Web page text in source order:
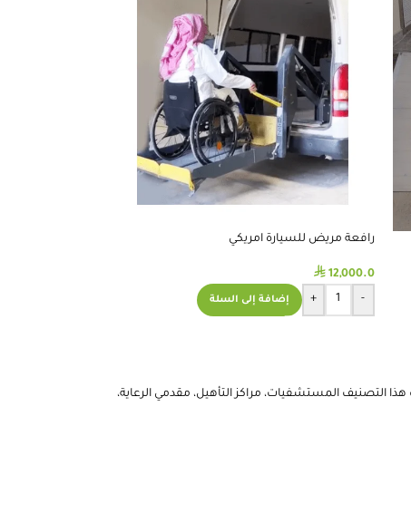
رافعة مريض للسيارة امريكي
⃁12,000.0
-
+ إضافة إلى السلة
التصنيف المستشفيات، مراكز التأهيل، مقدمي الرعاية،